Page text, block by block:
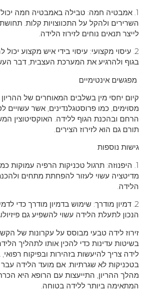
1. אמבטיה חמה: טבילה באמבטיה חמה
השרירים ולהקל על התכווצויות קלות.
לייצר תנאים נוחים לזירוז הלידה.
2. עיסוי מקצועי: עיסוי בידי איש מקצוע
בגוף ולהרגיע את המערכת העצבית, דבר
מפגשים אינטימיים
קיום יחסי מין בשלבים המאוחרים של
מסוימים, כמו פרוסטגלנדינים, אשר עשויים
הרחם ובהכנת הגוף ללידה. האוקסיטוצין
תורם גם הוא לזירוז הצירים.
גישות נוספות
1. היפנוזה: תרגול טכניקות הרפיה עמוקות
מדיטציה עשוי לעזור להפחתת מתחים
הלידה.
2. דמיון מודרך: שימוש בדמיון מודרך כדי
הנכון לתעלת הלידה עשוי להשפיע גם
זירוז לידה טבעי מבוסס על עקרונות של
בשיטות עדינות כדי להכין אותו לתהליך
לידה צריך להיעשות בזהירות ובפיקוח
בטכניקות לא שגרתיות. אם מועד הלידה
מהלך ההריון, התייעצות עם הרופא היא
המתאימה ביותר ללידה בטוחה.